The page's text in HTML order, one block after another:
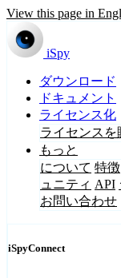
View this page in
iSpy
ダウンロード
ドキュメント
ライセンス化
ライセンスを
もっと
について 特徴
ュニティ API
お問い合わせ
iSpyConnect